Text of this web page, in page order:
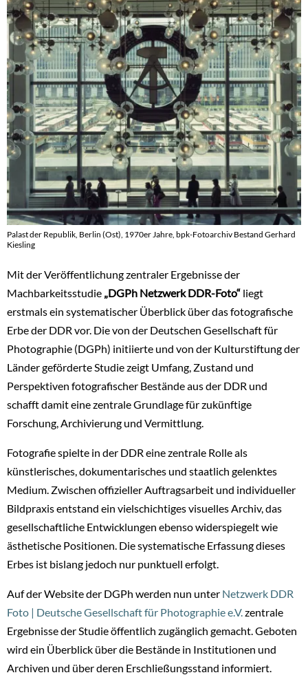
Palast der Republik, Berlin (Ost), 1970er Jahre, bpk-Fotoarchiv Bestand Gerhard
Kiesling
Mit der Veröffentlichung zentraler Ergebnisse der
Machbarkeitsstudie „DGPh Netzwerk DDR-Foto“ liegt
erstmals ein systematischer Überblick über das fotografische
Erbe der DDR vor. Die von der Deutschen Gesellschaft für
Photographie (DGPh) initiierte und von der Kulturstiftung der
Länder geförderte Studie zeigt Umfang, Zustand und
Perspektiven fotografischer Bestände aus der DDR und
schafft damit eine zentrale Grundlage für zukünftige
Forschung, Archivierung und Vermittlung.
Fotografie spielte in der DDR eine zentrale Rolle als
künstlerisches, dokumentarisches und staatlich gelenktes
Medium. Zwischen offizieller Auftragsarbeit und individueller
Bildpraxis entstand ein vielschichtiges visuelles Archiv, das
gesellschaftliche Entwicklungen ebenso widerspiegelt wie
ästhetische Positionen. Die systematische Erfassung dieses
Erbes ist bislang jedoch nur punktuell erfolgt.
Auf der Website der DGPh werden nun unter Netzwerk DDR
Foto | Deutsche Gesellschaft für Photographie e.V. zentrale
Ergebnisse der Studie öffentlich zugänglich gemacht. Geboten
wird ein Überblick über die Bestände in Institutionen und
Archiven und über deren Erschließungsstand informiert.